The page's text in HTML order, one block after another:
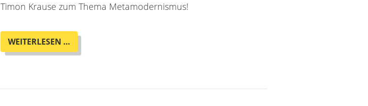
Timon Krause zum Thema Metamodernismus!
WEITERLESEN …
IN